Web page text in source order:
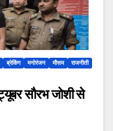
ब्रेकिंग मनोरंजन मौसम
राजनीती